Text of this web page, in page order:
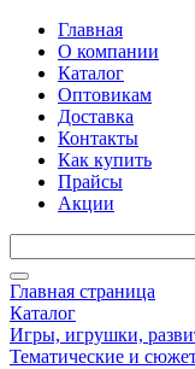
Главная
О компании
Каталог
Оптовикам
Доставка
Контакты
Как купить
Прайсы
Акции
Главная страница
Каталог
Игры, игрушки,
Тематические и